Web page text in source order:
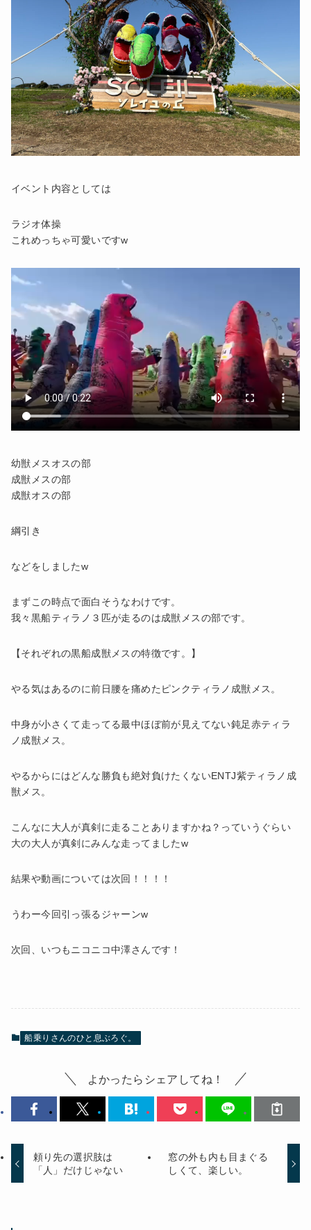
イベント内容としては
ラジオ体操
これめっちゃ可愛いですw
幼獣メスオスの部
成獣メスの部
成獣オスの部
綱引き
などをしましたw
まずこの時点で面白そうなわけです。
我々黒船ティラノ３匹が走るのは成獣メスの部です。
【それぞれの黒船成獣メスの特徴です。】
やる気はあるのに前日腰を痛めたピンクティラノ成獣メス。
中身が小さくて走ってる最中ほぼ前が見えてない鈍足赤ティラ
ノ成獣メス。
やるからにはどんな勝負も絶対負けたくないENTJ紫ティラノ成
獣メス。
こんなに大人が真剣に走ることありますかね？っていうぐらい
大の大人が真剣にみんな走ってましたw
結果や動画については次回！！！！
うわー今回引っ張るジャーンw
次回、いつもニコニコ中澤さんです！
船乗りさんのひと息ぶろぐ。
よかったらシェアしてね！
頼り先の選択肢は
「人」だけじゃない
窓の外も内も目まぐる
しくて、楽しい。